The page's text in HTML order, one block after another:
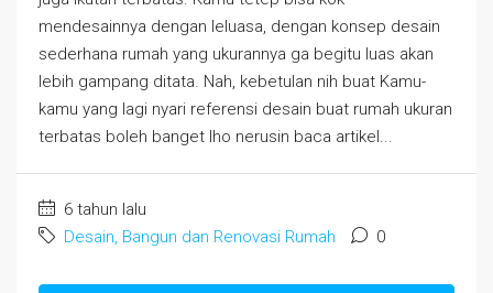
mendesainnya dengan leluasa, dengan konsep desain
sederhana rumah yang ukurannya ga begitu luas akan
lebih gampang ditata. Nah, kebetulan nih buat Kamu-
kamu yang lagi nyari referensi desain buat rumah ukuran
terbatas boleh banget lho nerusin baca artikel...
6 tahun lalu
Desain, Bangun dan Renovasi Rumah
0